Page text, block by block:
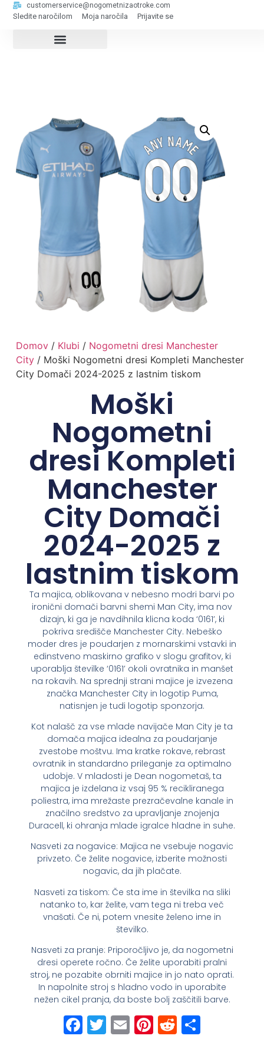
customerservice@nogometnizaotroke.com
Sledite naročilom Moja naročila Prijavite se
Domov/ Klubi / Nogometni dresi Manchester
City/ Moški Nogometni dresi Kompleti Manchester
City Domači 2024-2025 z lastnim tiskom
Moški
Nogometni
dresi Kompleti
Manchester
City Domači
2024-2025 z
lastnim tiskom
Ta majica, oblikovana v nebesno modri barvi po
ironični domači barvni shemi Man City, ima nov
dizajn, ki ga je navdihnila klicna koda ‘0161’, ki
pokriva središče Manchester City. Nebeško
moder dres je poudarjen z mornarskimi vstavki in
edinstveno maskirno grafiko v slogu grafitov, ki
uporablja številke ‘0161’ okoli ovratnika in manšet
na rokavih. Na sprednji strani majice je izvezena
značka Manchester City in logotip Puma,
natisnjen je tudi logotip sponzorja.
Kot nalašč za vse mlade navijače Man City je ta
domača majica idealna za poudarjanje
zvestobe moštvu. Ima kratke rokave, rebrast
ovratnik in standardno prileganje za optimalno
udobje. V mladosti je Dean nogometaš, ta
majica je izdelana iz vsaj 95 % recikliranega
poliestra, ima mrežaste prezračevalne kanale in
značilno sredstvo za upravljanje znojenja
Duracell, ki ohranja mlade igralce hladne in suhe.
Nasveti za nogavice: Majica ne vsebuje nogavic
privzeto. Če želite nogavice, izberite možnosti
nogavic, da jih plačate.
Nasveti za tiskom: Če sta ime in številka na sliki
natanko to, kar želite, vam tega ni treba več
vnašati. Če ni, potem vnesite želeno ime in
številko.
Nasveti za pranje: Priporočljivo je, da nogometni
dresi operete ročno. Če želite uporabiti pralni
stroj, ne pozabite obrniti majice in jo nato oprati.
In napolnite stroj s hladno vodo in uporabite
nežen cikel pranja, da boste bolj zaščitili barve.
Facebook
Twitter
EmailPinterest
Reddit